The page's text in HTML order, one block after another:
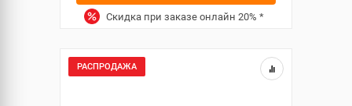
Скидка при заказе онлайн 20% *
РАСПРОДАЖА